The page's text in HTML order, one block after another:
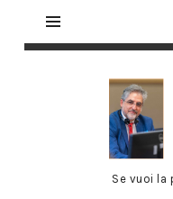
Se vuoi la